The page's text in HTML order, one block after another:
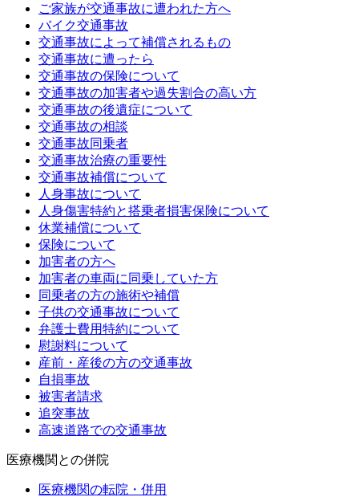
ご家族が交通事故に遭われた方へ
バイク交通事故
交通事故によって補償されるもの
交通事故に遭ったら
交通事故の保険について
交通事故の加害者や過失割合の高い方
交通事故の後遺症について
交通事故の相談
交通事故同乗者
交通事故治療の重要性
交通事故補償について
人身事故について
人身傷害特約と搭乗者損害保険について
休業補償について
保険について
加害者の方へ
加害者の車両に同乗していた方
同乗者の方の施術や補償
子供の交通事故について
弁護士費用特約について
慰謝料について
産前・産後の方の交通事故
自損事故
被害者請求
追突事故
高速道路での交通事故
医療機関との併院
医療機関の転院・併用